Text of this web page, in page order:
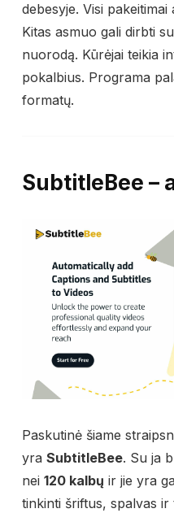
debesyje. Visi
Kitas asmuo gali dirbti
nuorodą. Kūrėjai teikia
pokalbius. Programa
formatų.
SubtitleBee –
Paskutinė šiame
yra SubtitleBee. Su ja
nei 120 kalbų ir jie yra
tinkinti šriftus, spalvas